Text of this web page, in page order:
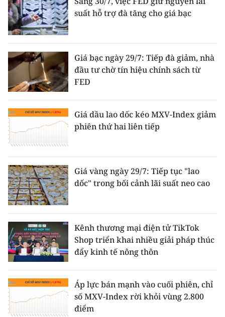
suất hỗ trợ đà tăng cho giá bạc
Giá bạc ngày 29/7: Tiếp đà giảm, nhà
đầu tư chờ tín hiệu chính sách từ
FED
Giá dầu lao dốc kéo MXV-Index giảm
phiên thứ hai liên tiếp
Giá vàng ngày 29/7: Tiếp tục "lao
dốc" trong bối cảnh lãi suất neo cao
Kênh thương mại điện tử TikTok
Shop triển khai nhiều giải pháp thúc
đẩy kinh tế nông thôn
Áp lực bán mạnh vào cuối phiên, chỉ
số MXV-Index rời khỏi vùng 2.800
điểm